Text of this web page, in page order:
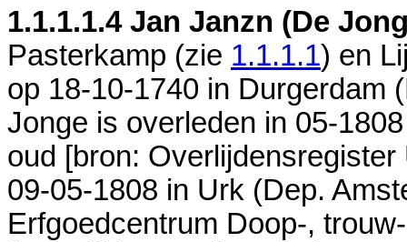
1.1.1.1.4Jan Janzn (De
Pasterkamp (zie 1.1.1.1) en
op 18-10-1740 in Durgerdam
Jonge is overleden in 05-
oud [bron:
09-05-1808 in Urk (Dep.
Erfgoedcentrum Doop-,